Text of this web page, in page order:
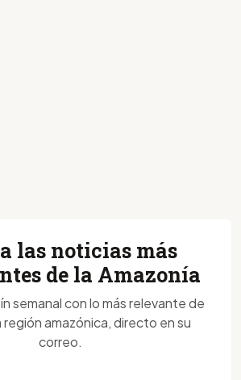
las noticias más
de la Amazonía
semanal con lo más relevante de
región amazónica, directo en su
correo.